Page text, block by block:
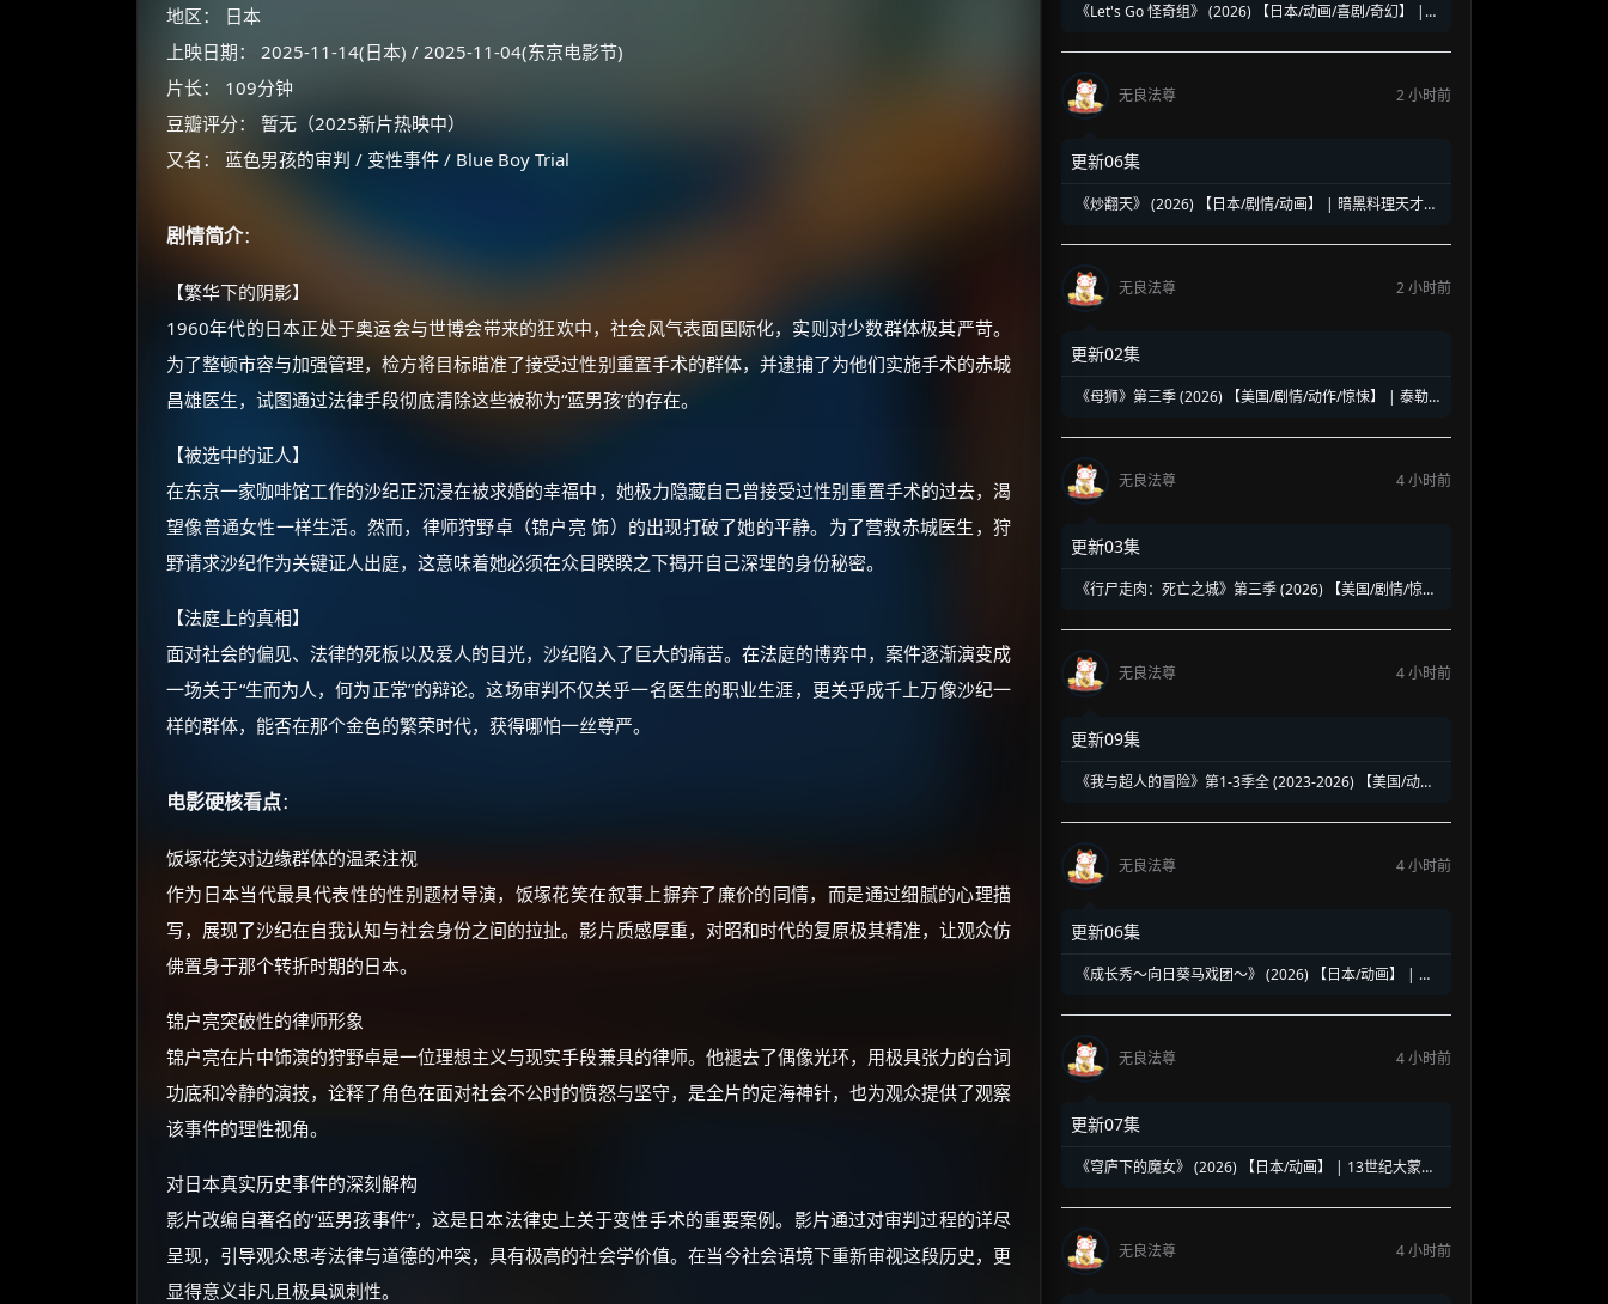
地区： 日本
上映日期： 2025-11-14(日本) / 2025-11-04(东京电影节)
片长： 109分钟
豆瓣评分： 暂无（2025新片热映中）
又名： 蓝色男孩的审判 / 变性事件 / Blue Boy Trial
剧情简介：
【繁华下的阴影】
1960年代的日本正处于奥运会与世博会带来的狂欢中，社会风气表面国际化，实则对少数群体极其严苛。
为了整顿市容与加强管理，检方将目标瞄准了接受过性别重置手术的群体，并逮捕了为他们实施手术的赤城
昌雄医生，试图通过法律手段彻底清除这些被称为“蓝男孩”的存在。
【被选中的证人】
在东京一家咖啡馆工作的沙纪正沉浸在被求婚的幸福中，她极力隐藏自己曾接受过性别重置手术的过去，渴
望像普通女性一样生活。然而，律师狩野卓（锦户亮 饰）的出现打破了她的平静。为了营救赤城医生，狩
野请求沙纪作为关键证人出庭，这意味着她必须在众目睽睽之下揭开自己深埋的身份秘密。
【法庭上的真相】
面对社会的偏见、法律的死板以及爱人的目光，沙纪陷入了巨大的痛苦。在法庭的博弈中，案件逐渐演变成
一场关于“生而为人，何为正常”的辩论。这场审判不仅关乎一名医生的职业生涯，更关乎成千上万像沙纪一
样的群体，能否在那个金色的繁荣时代，获得哪怕一丝尊严。
电影硬核看点：
饭塚花笑对边缘群体的温柔注视
作为日本当代最具代表性的性别题材导演，饭塚花笑在叙事上摒弃了廉价的同情，而是通过细腻的心理描
写，展现了沙纪在自我认知与社会身份之间的拉扯。影片质感厚重，对昭和时代的复原极其精准，让观众仿
佛置身于那个转折时期的日本。
锦户亮突破性的律师形象
锦户亮在片中饰演的狩野卓是一位理想主义与现实手段兼具的律师。他褪去了偶像光环，用极具张力的台词
功底和冷静的演技，诠释了角色在面对社会不公时的愤怒与坚守，是全片的定海神针，也为观众提供了观察
该事件的理性视角。
对日本真实历史事件的深刻解构
影片改编自著名的“蓝男孩事件”，这是日本法律史上关于变性手术的重要案例。影片通过对审判过程的详尽
呈现，引导观众思考法律与道德的冲突，具有极高的社会学价值。在当今社会语境下重新审视这段历史，更
显得意义非凡且极具讽刺性。
《Let's Go 怪奇组》 (2026) 【日本/动画/喜剧/奇幻】 |
诞喜剧
无良法尊
2 小时前
更新06集
《炒翻天》 (2026) 【日本/剧情/动画】 | 暗黑料理天才的
无良法尊 2 小时前
更新02集
《母狮》第三季 (2026) 【美国/剧情/动作/惊悚】 | 泰勒·
无良法尊 4 小时前
更新03集
《行尸走肉：死亡之城》第三季 (2026) 【美国/剧情/惊悚/
的末日恩怨新篇章
无良法尊
4 小时前
更新09集
《我与超人的冒险》第1-3季全 (2023-2026) 【美国/动画/
超人的热血纯爱日漫风神作
无良法尊
4 小时前
更新06集
《成长秀～向日葵马戏团～》 (2026) 【日本/动画】 | 昭
无良法尊 4 小时前
更新07集
《穹庐下的魔女》 (2026) 【日本/动画】 | 13世纪大蒙古
无良法尊 4 小时前
☕
优惠券、活动红包，每日可领。